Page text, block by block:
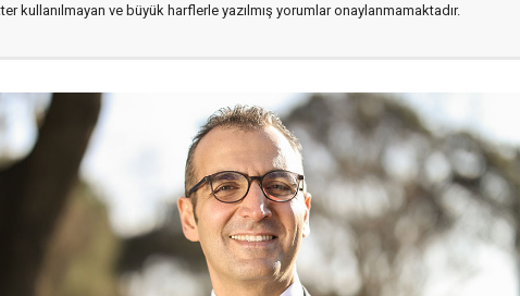
kullanılmayan ve büyük harflerle yazılmış yorumlar onaylanmamaktadır.